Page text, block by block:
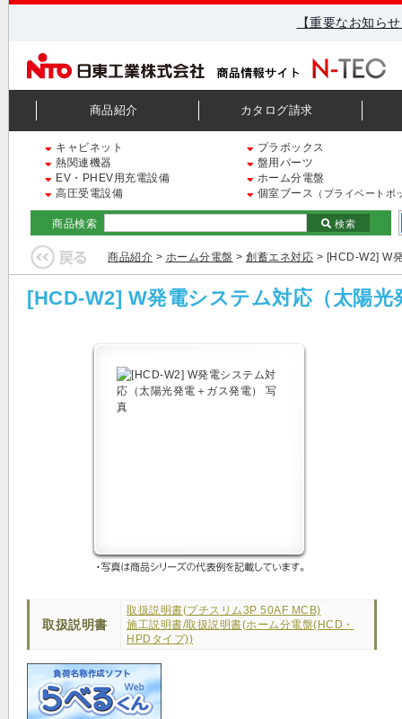
【重要なお知ら
商品紹介 カタログ請求
キャビネット
プラボックス
熱関連機器
盤用パーツ
EV・PHEV用充電設備
ホーム分電盤
高圧受電設備
個室ブース （プライベートボ
商品検索 検索
商品紹介 > ホーム分電盤 > 創蓄エネ対応 > [HCD-W2] W
[HCD-W2] W発電システム対応（太陽光
取扱説明書
取扱説明書(プチスリム3P 50AF MCB)
施工説明書/取扱説明書(ホーム分電盤(HCD・
HPDタイプ))